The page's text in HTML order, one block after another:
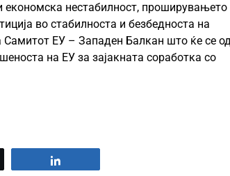
економска нестабилност, проширувањето
во стабилноста и безбедноста на
Самитот ЕУ – Западен Балкан што ќе се
на ЕУ за зајакната соработка со